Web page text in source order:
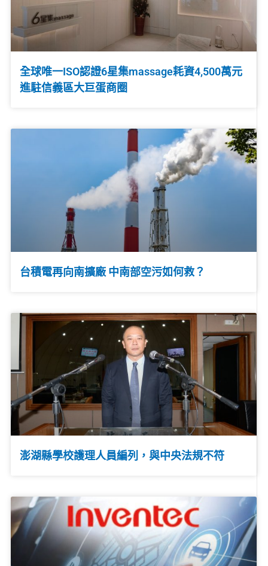
全球唯一ISO認證6星集massage耗資4,500萬元
進駐信義區大巨蛋商圈
台積電再向南擴廠 中南部空污如何救？
澎湖縣學校護理人員編列，與中央法規不符